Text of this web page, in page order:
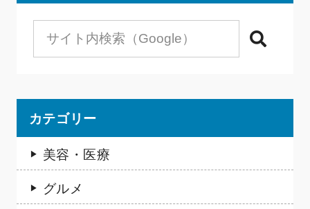
検索
カテゴリー
美容・医療
グルメ